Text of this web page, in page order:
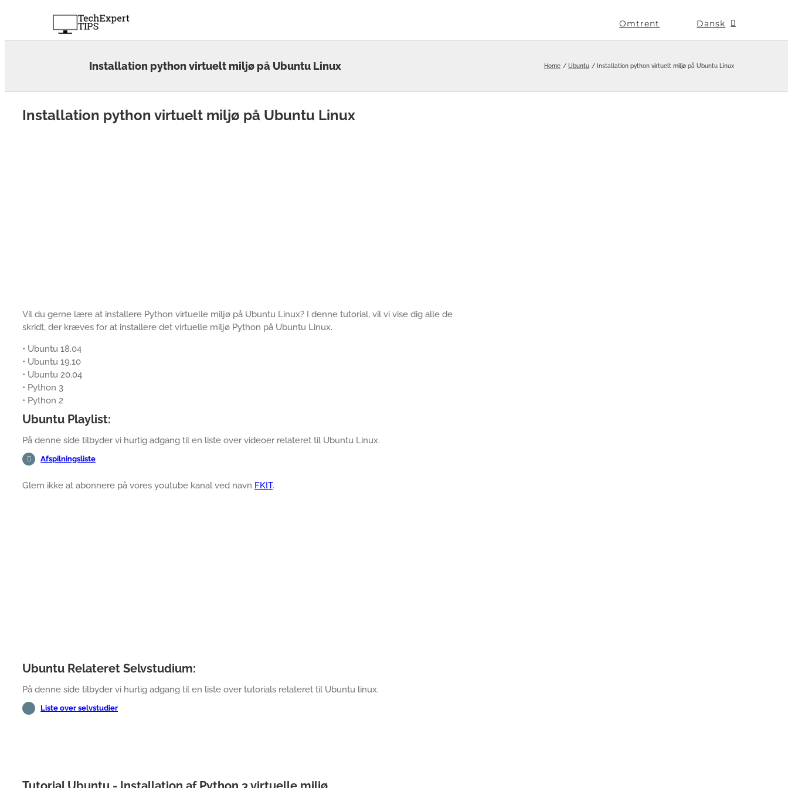
Omtrent Dansk
Installation python virtuelt miljø på Ubuntu Linux Home Ubuntu Installation python virtuelt miljø på Ubuntu Linux
Installation python virtuelt miljø på Ubuntu Linux
Vil du gerne lære at installere Python virtuelle miljø på Ubuntu Linux? I denne tutorial, vil vi vise dig alle de
skridt, der kræves for at installere det virtuelle miljø Python på Ubuntu Linux.
• Ubuntu 18.04
• Ubuntu 19.10
• Ubuntu 20.04
• Python 3
• Python 2
Ubuntu Playlist:
På denne side tilbyder vi hurtig adgang til en liste over videoer relateret til Ubuntu Linux.
Afspilningsliste
Glem ikke at abonnere på vores youtube kanal ved navn FKIT.
Ubuntu Relateret Selvstudium:
På denne side tilbyder vi hurtig adgang til en liste over tutorials relateret til Ubuntu linux.
Liste over selvstudier